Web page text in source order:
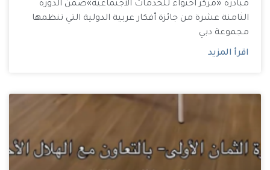
مبادرة «مركز احتواء للخدمات الاجتماعية»ضمن الدورة
الثامنة عشرة من جائزة أفكار عربية الدولية التي تنظمها
مجموعة دبي
اقرأ المزيد